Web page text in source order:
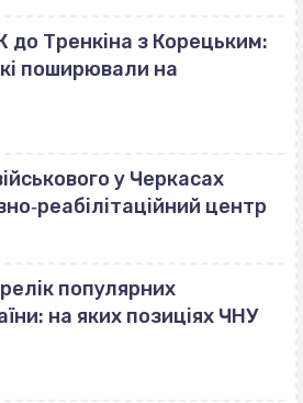
до Тренкіна з Корецьким:
поширювали на
у Черкасах
центр
популярних
на яких позиціях ЧНУ